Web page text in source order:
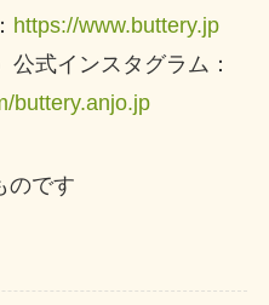
https://www.buttery.jp
式インスタグラム：
buttery.anjo.jp
のです